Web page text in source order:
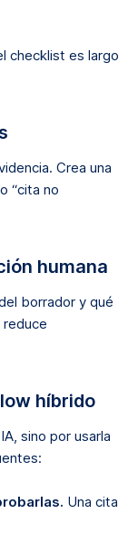
checklist es largo
Crea una
“cita no
humana
borrador y qué
reduce
híbrido
sino por usarla
Una cita